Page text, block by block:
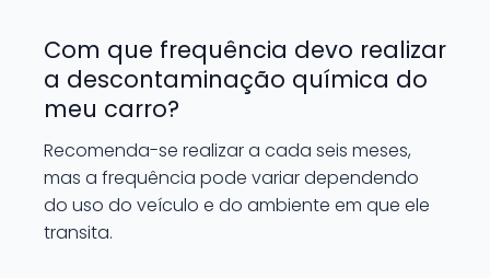
Com que frequência devo realizar
a descontaminação química do
meu carro?
Recomenda-se realizar a cada seis meses,
mas a frequência pode variar dependendo
do uso do veículo e do ambiente em que ele
transita.